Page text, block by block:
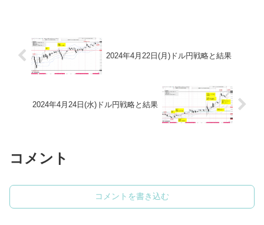
2024年4月22日(月)ドル円戦略と結果
2024年4月24日(水)ドル円戦略と結果
コメント
コメントを書き込む